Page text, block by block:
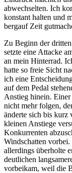
abwechselten. Ich
konstant halten und
bergauf Zeit
Zu Beginn der
setzte eine Attacke
an mein Hinterrad.
hatte so freie Sicht
ich eine
auf dem Pedal
Anstieg hinein.
nicht mehr folgen,
änderte sich bis kurz
kleinen Anstiege
Konkurrenten
Windschatten
allerdings überholte
deutlichen
vorbeikam, weil die